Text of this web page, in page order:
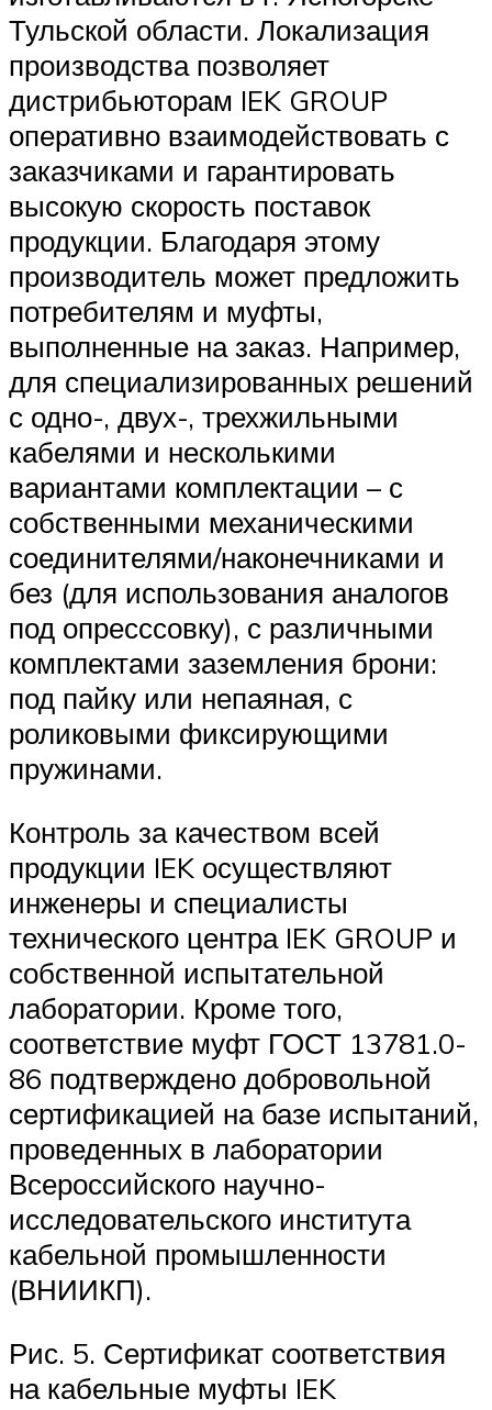
Тульской области. Локализация
производства позволяет
дистрибьюторам IEK GROUP
оперативно взаимодействовать с
заказчиками и гарантировать
высокую скорость поставок
продукции. Благодаря этому
производитель может предложить
потребителям и муфты,
выполненные на заказ. Например,
для специализированных решений
с одно-, двух-, трехжильными
кабелями и несколькими
вариантами комплектации – с
собственными механическими
соединителями/наконечниками и
без (для использования аналогов
под опресссовку), с различными
комплектами заземления брони:
под пайку или непаяная, с
роликовыми фиксирующими
пружинами.
Контроль за качеством всей
продукции IEK осуществляют
инженеры и специалисты
технического центра IEK GROUP и
собственной испытательной
лаборатории. Кроме того,
соответствие муфт ГОСТ 13781.0-
86 подтверждено добровольной
сертификацией на базе испытаний,
проведенных в лаборатории
Всероссийского научно-
исследовательского института
кабельной промышленности
(ВНИИКП).
Рис. 5. Сертификат соответствия
на кабельные муфты IEK